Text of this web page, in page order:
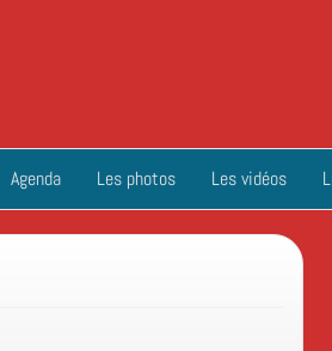
Agenda Les photos Les vidéos